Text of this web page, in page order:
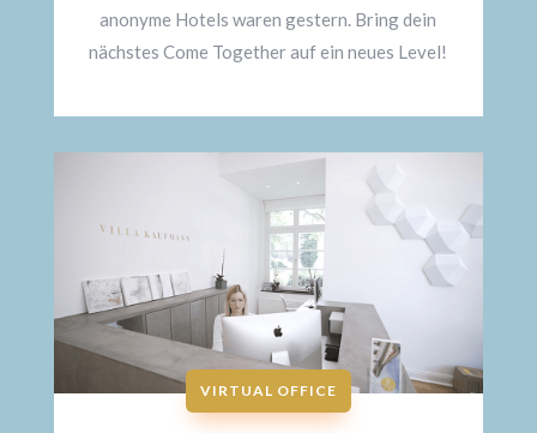
anonyme Hotels waren gestern. Bring dein
nächstes Come Together auf ein neues Level!
VIRTUAL OFFICE